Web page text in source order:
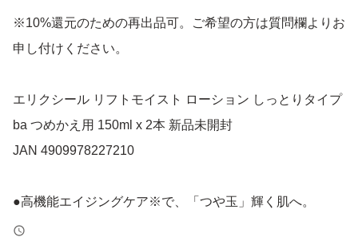
※10%還元のための再出品可。ご希望の方は質問欄よりお
申し付けください。
エリクシール リフトモイスト ローション しっとりタイプ
ba つめかえ用 150ml x 2本 新品未開封
JAN 4909978227210
●高機能エイジングケア※で、「つや玉」輝く肌へ。
●ゆるぎないハリのための成分「コラジェネシス(R)※※」